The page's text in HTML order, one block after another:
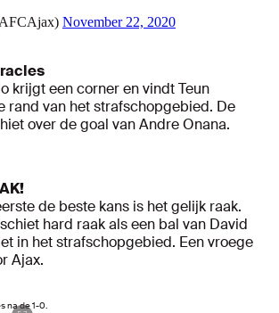
November 22, 2020
krijgt een corner en vindt Teun
rand van het strafschopgebied. De
over de goal van Andre Onana.
de beste kans is het gelijk raak.
hard raak als een bal van David
in het strafschopgebied. Een vroege
Ajax.
na de 1-0.